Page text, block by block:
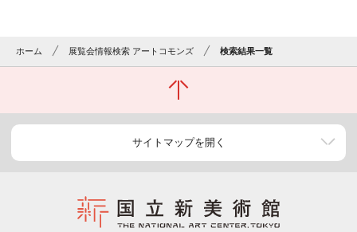
ホーム 展覧会情報検索 アートコモンズ 検索結果一覧
サイトマップを開く